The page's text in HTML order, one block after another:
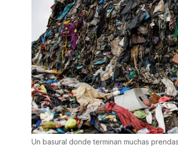
Un basural donde terminan muchas